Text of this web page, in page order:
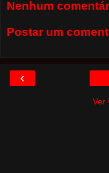
Nenhum
Postar um
‹
Ver